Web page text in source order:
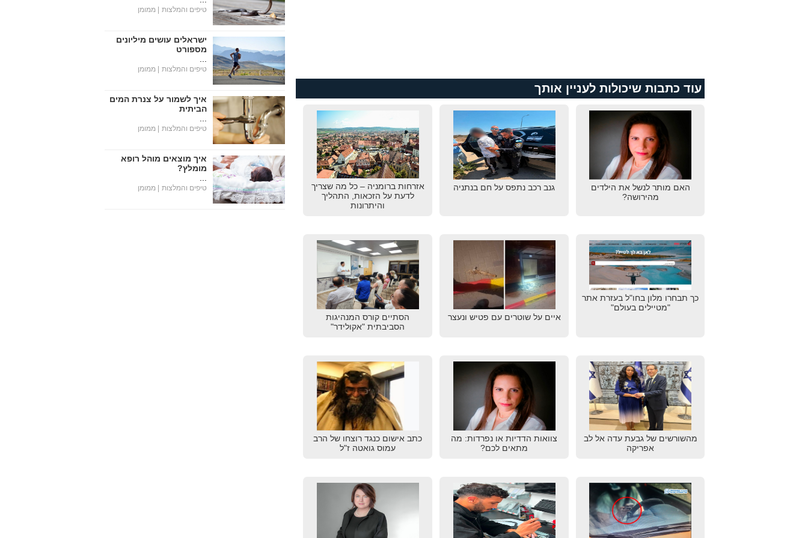
עוד כתבות שיכולות לעניין אותך
האם מותר לנשל את הילדים
מהירושה?
גנב רכב נתפס על חם בנתניה
אזרחות ברומניה – כל מה שצריך
לדעת על הזכאות, התהליך
והיתרונות
כך תבחרו מלון בחו"ל בעזרת אתר
"מטיילים בעולם"
איים על שוטרים עם פטיש ונעצר
הסתיים קורס המנהיגות
הסביבתית "אקולידר"
מהשורשים של גבעת עדה אל לב
אפריקה
צוואות הדדיות או נפרדות: מה
מתאים לכם?
כתב אישום כנגד רוצחו של הרב
עמוס גואטה ז"ל
טיפים והמלצות | ממומן
ישראלים עושים מיליונים
מספורט
טיפים והמלצות | ממומן
איך לשמור על צנרת המים
הביתית
טיפים והמלצות | ממומן
איך מוצאים מוהל רופא
מומלץ?
טיפים והמלצות | ממומן